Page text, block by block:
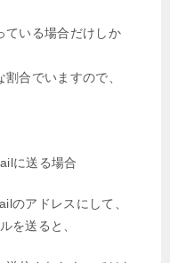
ている場合だけしか
合でいますので、
に送る場合
のアドレスにして、
を送ると、